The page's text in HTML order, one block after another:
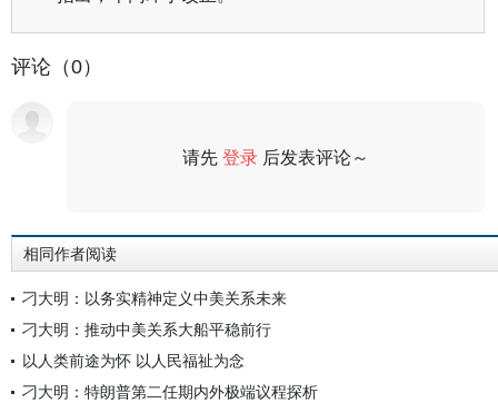
评论（0）
请先登录 后发表评论～
相同作者阅读
刁大明：以务实精神定义中美关系未来
刁大明：推动中美关系大船平稳前行
以人类前途为怀 以人民福祉为念
刁大明：特朗普第二任期内外极端议程探析